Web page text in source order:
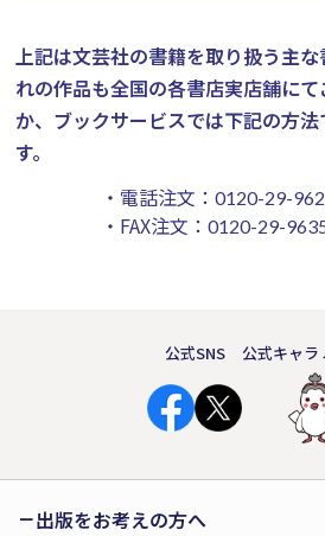
上記は文芸社の書籍を取り扱う主な
れの作品も全国の各書店実店舗に
か、ブックサービスでは下記の方
す。
・電話注文： 0120-29-
・FAX注文： 0120-29-
公式SNS 公式キャラ
出版をお考えの方へ